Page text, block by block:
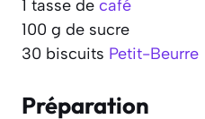
1 tasse de café
100 g de sucre
30 biscuits Petit-Beurre
Préparation